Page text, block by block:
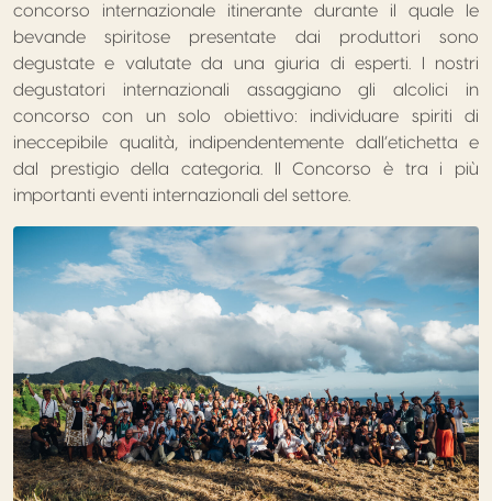
concorso internazionale itinerante durante il quale le
bevande spiritose presentate dai produttori sono
degustate e valutate da una giuria di esperti. I nostri
degustatori internazionali assaggiano gli alcolici in
concorso con un solo obiettivo: individuare spiriti di
ineccepibile qualità, indipendentemente dall’etichetta e
dal prestigio della categoria. Il Concorso è tra i più
importanti eventi internazionali del settore.